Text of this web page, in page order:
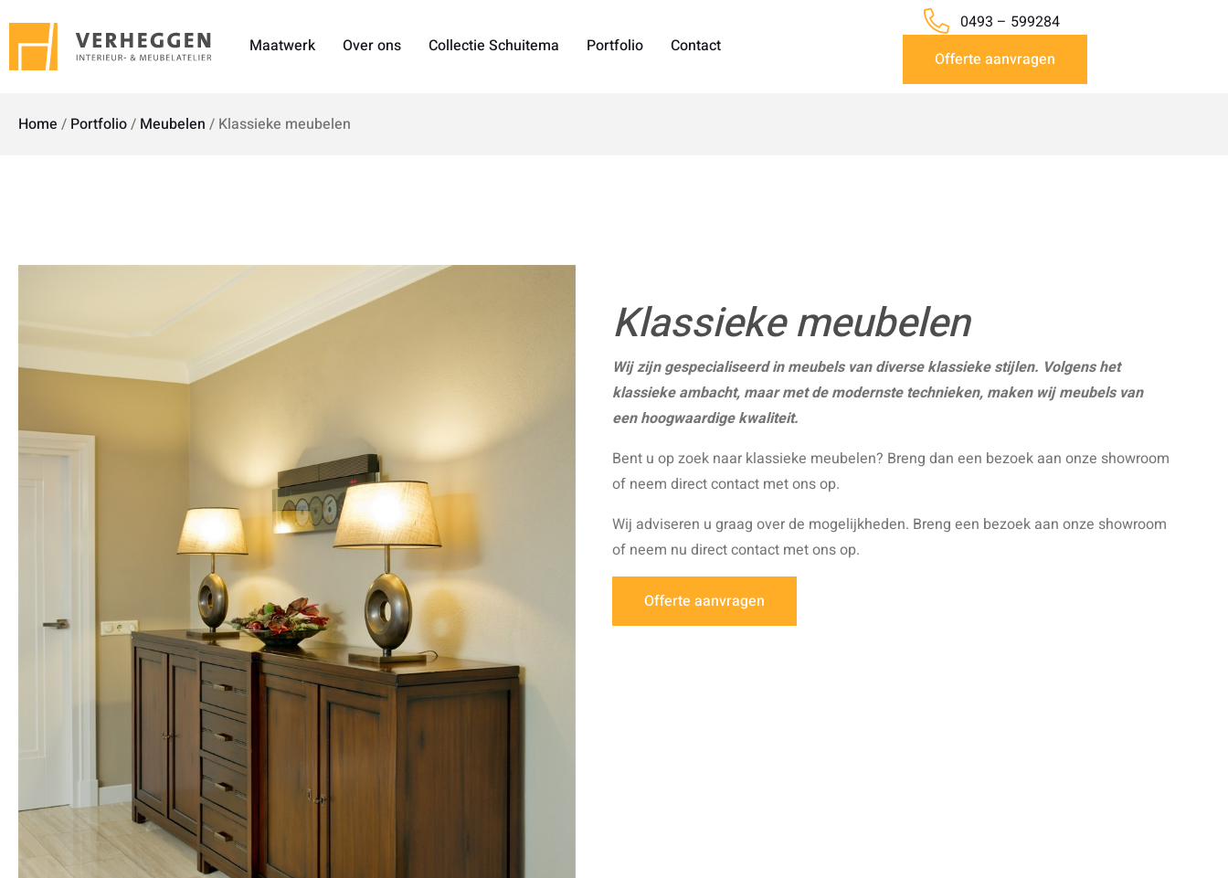
Maatwerk Over ons Collectie Schuitema Portfolio Contact
0493 – 599284
Offerte aanvragen
Home / Portfolio/ Meubelen / Klassieke meubelen
Klassieke meubelen
Wij zijn gespecialiseerd in meubels van diverse klassieke stijlen. Volgens het
klassieke ambacht, maar met de modernste technieken, maken wij meubels van
een hoogwaardige kwaliteit.
Bent u op zoek naar klassieke meubelen? Breng dan een bezoek aan onze showroom
of neem direct contact met ons op.
Wij adviseren u graag over de mogelijkheden. Breng een bezoek aan onze showroom
of neem nu direct contact met ons op.
Offerte aanvragen